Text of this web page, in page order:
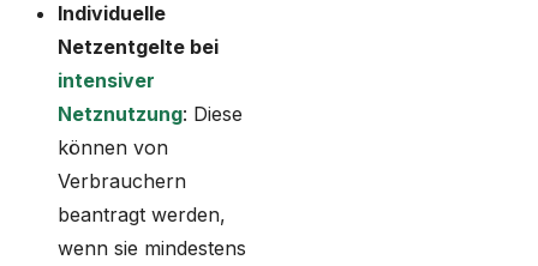
Individuelle
Netzentgelte bei
intensiver
Netznutzung: Diese
können von
Verbrauchern
beantragt werden,
wenn sie mindestens